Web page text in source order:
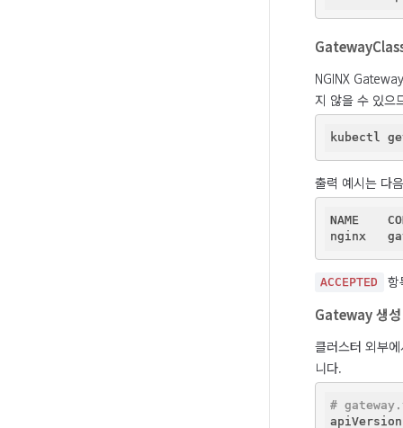
NGINX
지 않을 수 있으
출력 예시는 다
NAME
ACCEPTED
Gateway 생성
클러스터 외부
니다.
#